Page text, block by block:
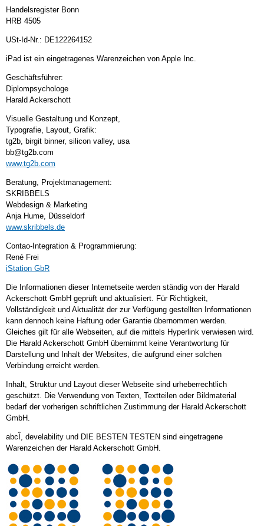
Handelsregister Bonn
HRB 4505
USt-Id-Nr.: DE122264152
iPad ist ein eingetragenes Warenzeichen von Apple Inc.
Geschäftsführer:
Diplompsychologe
Harald Ackerschott
Visuelle Gestaltung und Konzept,
Typografie, Layout, Grafik:
tg2b, birgit binner, silicon valley, usa
bb@tg2b.com
www.tg2b.com
Beratung, Projektmanagement:
SKRIBBELS
Webdesign & Marketing
Anja Hume, Düsseldorf
www.skribbels.de
Contao-Integration & Programmierung:
René Frei
iStation GbR
Die Informationen dieser Internetseite werden ständig von der Harald
Ackerschott GmbH geprüft und aktualisiert. Für Richtigkeit,
Vollständigkeit und Aktualität der zur Verfügung gestellten Informationen
kann dennoch keine Haftung oder Garantie übernommen werden.
Gleiches gilt für alle Webseiten, auf die mittels Hyperlink verwiesen wird.
Die Harald Ackerschott GmbH übernimmt keine Verantwortung für
Darstellung und Inhalt der Websites, die aufgrund einer solchen
Verbindung erreicht werden.
Inhalt, Struktur und Layout dieser Webseite sind urheberrechtlich
geschützt. Die Verwendung von Texten, Textteilen oder Bildmaterial
bedarf der vorherigen schriftlichen Zustimmung der Harald Ackerschott
GmbH.
abcÎ, develability und DIE BESTEN TESTEN sind eingetragene
Warenzeichen der Harald Ackerschott GmbH.